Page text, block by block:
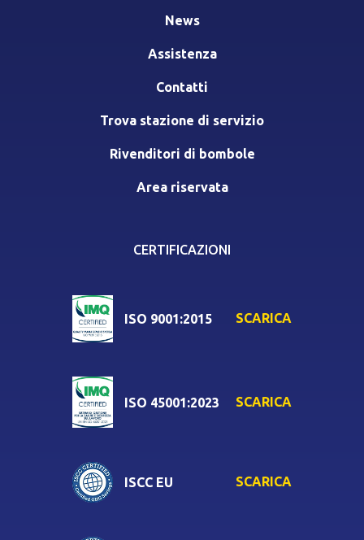
News
Assistenza
Contatti
Trova stazione di servizio
Rivenditori di bombole
Area riservata
CERTIFICAZIONI
ISO 9001:2015 SCARICA
ISO 45001:2023 SCARICA
ISCC EU SCARICA